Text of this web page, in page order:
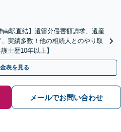
南駅直結】遺留分侵害額請求、遺産
実績多数！他の相続人とのやり取
士歴10年以上】
表を見る
メールでお問い合わせ